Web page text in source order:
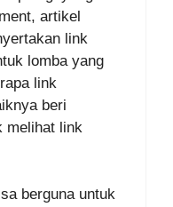
artikel
link
lomba yang
link
beri
melihat link
berguna untuk